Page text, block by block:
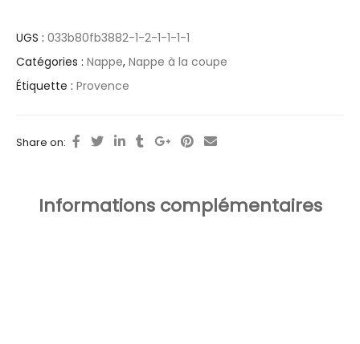
UGS : 033b80fb3882-1-2-1-1-1-1
Catégories : Nappe, Nappe à la coupe
Étiquette : Provence
Share on:
Informations complémentaires